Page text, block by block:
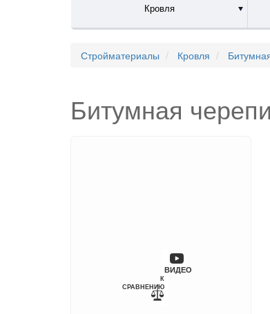
Кровля
Стройматериалы Кровля
Битумная
ВИДЕО
К
СРАВНЕНИЮ